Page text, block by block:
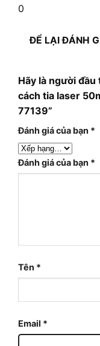
0
ĐỂ LẠI ĐÁNH
Hãy là người
cách tia laser
77139”
Đánh giá của bạn *
Đánh giá của bạn *
Tên *
Email *